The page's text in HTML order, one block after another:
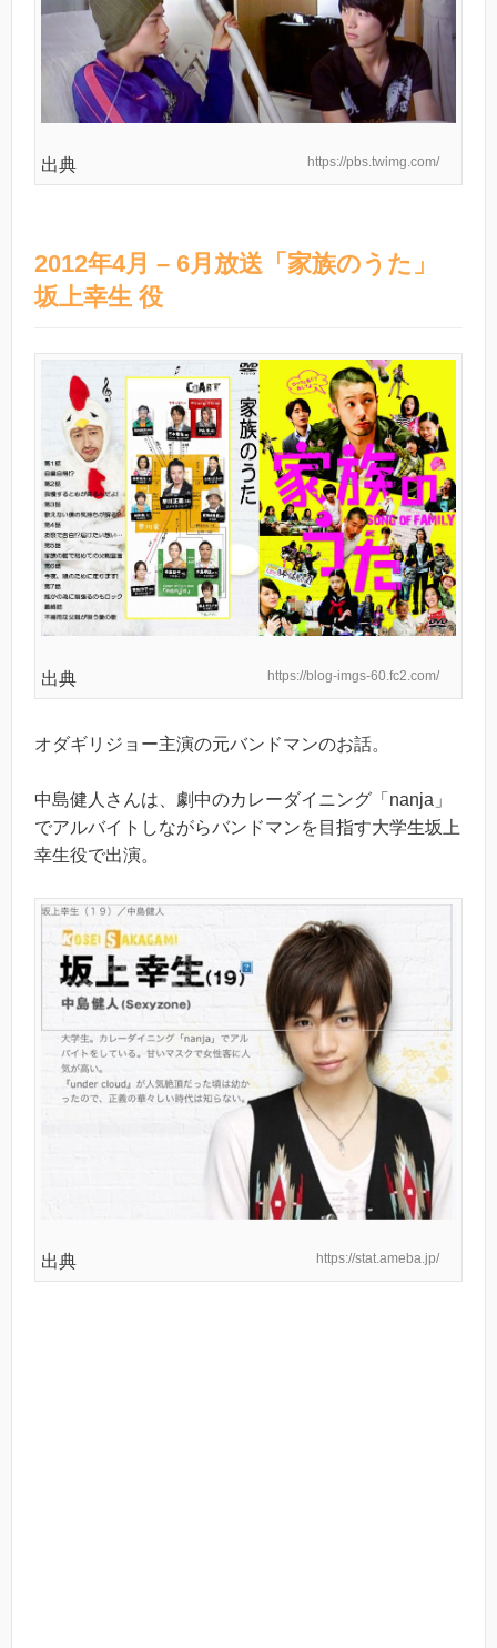
出典 https://pbs.twimg.com/
2012年4月 – 6月放送「家族のうた」
坂上幸生 役
出典 https://blog-imgs-60.fc2.com/
オダギリジョー主演の元バンドマンのお話。
中島健人さんは、劇中のカレーダイニング「nanja」
でアルバイトしながらバンドマンを目指す大学生坂上
幸生役で出演。
出典 https://stat.ameba.jp/